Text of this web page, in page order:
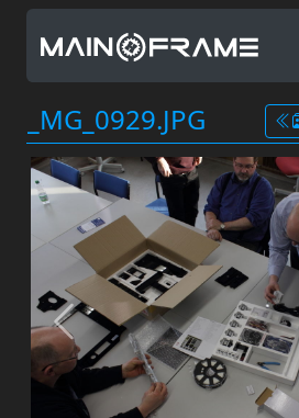
_MG_0929.JPG